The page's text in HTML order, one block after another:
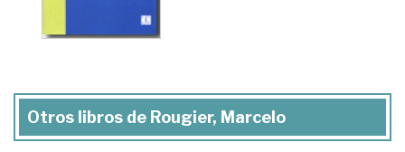
Otros libros de Rougier, Marcelo